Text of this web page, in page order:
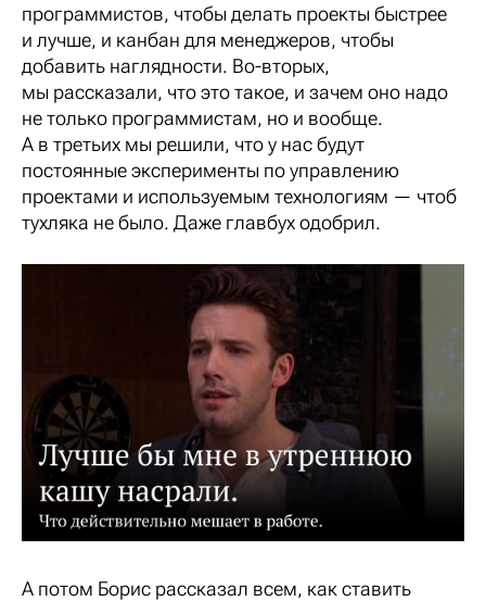
программистов, чтобы делать проекты быстрее
и лучше, и канбан для менеджеров, чтобы
добавить наглядности. Во-вторых,
мы рассказали, что это такое, и зачем оно надо
не только программистам, но и вообще.
А в третьих мы решили, что у нас будут
постоянные эксперименты по управлению
проектами и используемым технологиям — чтоб
тухляка не было. Даже главбух одобрил.
А потом Борис рассказал всем, как ставить